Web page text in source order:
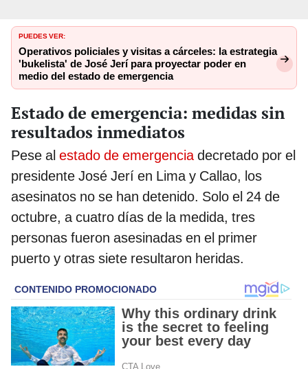
PUEDES VER:
Operativos policiales y visitas a cárceles: la estrategia
'bukelista' de José Jerí para proyectar poder en
medio del estado de emergencia
Estado de emergencia: medidas sin
resultados inmediatos
Pese al estado de emergenciadecretado por el
presidente José Jerí en Lima y Callao, los
asesinatos no se han detenido. Solo el 24 de
octubre, a cuatro días de la medida, tres
personas fueron asesinadas en el primer
puerto y otras siete resultaron heridas.